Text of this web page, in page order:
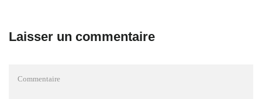
Laisser un commentaire